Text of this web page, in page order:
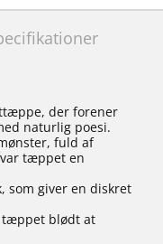
der forener
naturlig poesi.
fuld af
tæppet en
som giver en diskret
tæppet blødt at